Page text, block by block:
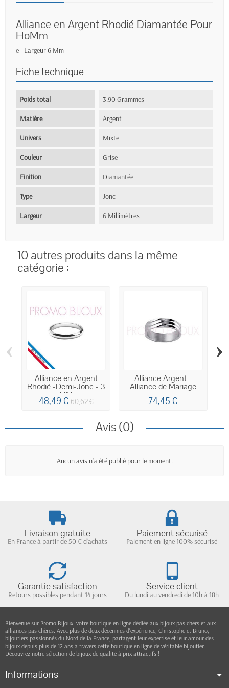
Alliance en Argent Rhodié Diamantée Pour
HoMm
e - Largeur 6 Mm
Fiche technique
Poids total 3.90 Grammes
Matière Argent
Univers Mixte
Couleur Grise
Finition Diamantée
Type Jonc
Largeur 6 Millimètres
10 autres produits dans la même
catégorie :
Alliance en Argent
Rhodié -Demi-Jonc - 3
MM
48,49 €60,62 €
Alliance Argent -
Alliance de Mariage
en...
74,45 €
‹ ›
Avis (0)
Aucun avis n'a été publié pour le moment.
Livraison gratuite
En France à partir de 50 € d'achats
Paiement sécurisé
Paiement en ligne 100% sécurisé
Garantie satisfaction
Retours possibles pendant 14 jours
Service client
Du lundi au vendredi de 10h à 18h
Bienvenue sur Promo Bijoux, votre boutique en ligne dédiée aux bijoux pas chers et aux
alliances pas chères. Avec plus de deux décennies d'expérience, Christophe et Bruno,
bijoutiers passionnés du Nord de la France, partagent leur expertise et leur amour des
bijoux depuis plus de 12 ans à travers cette boutique en ligne de véritable bijoutier.
Découvrez notre sélection de bijoux de qualité à prix attractifs !
Informations